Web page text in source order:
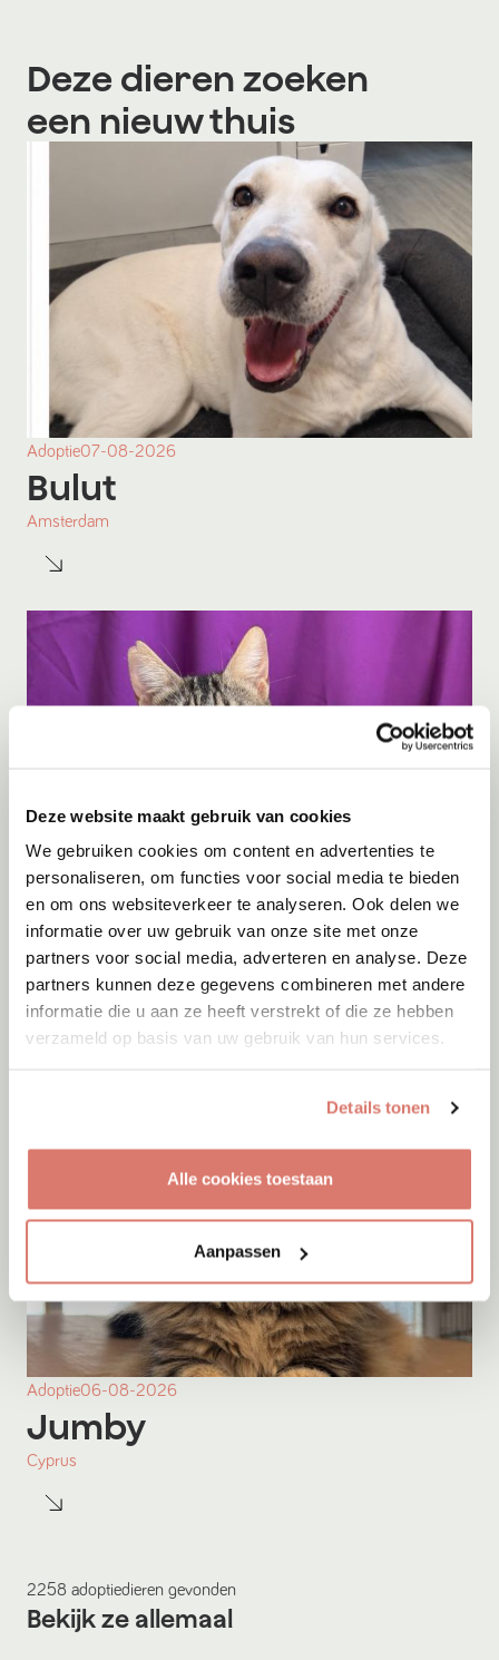
Deze website maakt gebruik van cookies
We gebruiken cookies om content en advertenties te
personaliseren, om functies voor social media te bieden
en om ons websiteverkeer te analyseren. Ook delen we
informatie over uw gebruik van onze site met onze
partners voor social media, adverteren en analyse. Deze
partners kunnen deze gegevens combineren met andere
informatie die u aan ze heeft verstrekt of die ze hebben
verzameld op basis van uw gebruik van hun services.
Details tonen
Alle cookies toestaan
Aanpassen
Deze dieren zoeken
een nieuw thuis
Adoptie07-08-2026
Bulut
Amsterdam
Adoptie 06-08-2026
Julian
Cyprus
Adoptie06-08-2026
Jumby
Cyprus
2258 adoptiedieren gevonden
Bekijk ze allemaal